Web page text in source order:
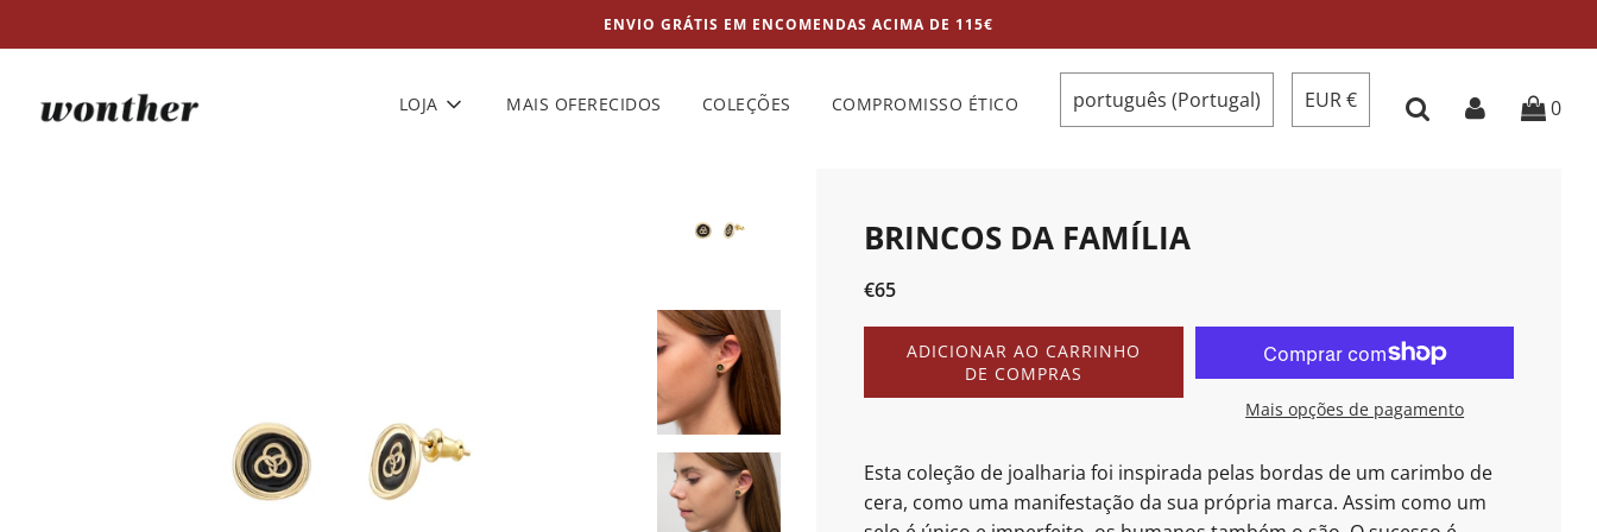
ENVIO GRÁTIS EM ENCOMENDAS ACIMA DE 115€
LOJA MAIS OFERECIDOS COLEÇÕES COMPROMISSO ÉTICO português (Portugal) EUR € 0
BRINCOS DA FAMÍLIA
Preço
saldo
Preço
€65
A
A
G
A
ADICIONAR AO CARRINHO
DE COMPRAS
Mais opções de pagamento
Esta coleção de joalharia foi inspirada pelas bordas de um carimbo de
cera, como uma manifestação da sua própria marca. Assim como um